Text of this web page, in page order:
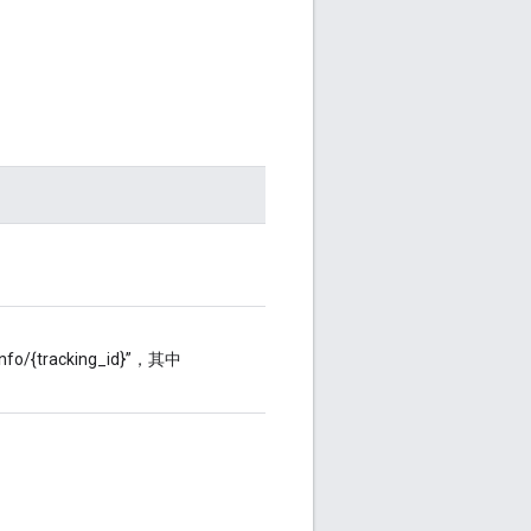
{tracking_id}”，其中